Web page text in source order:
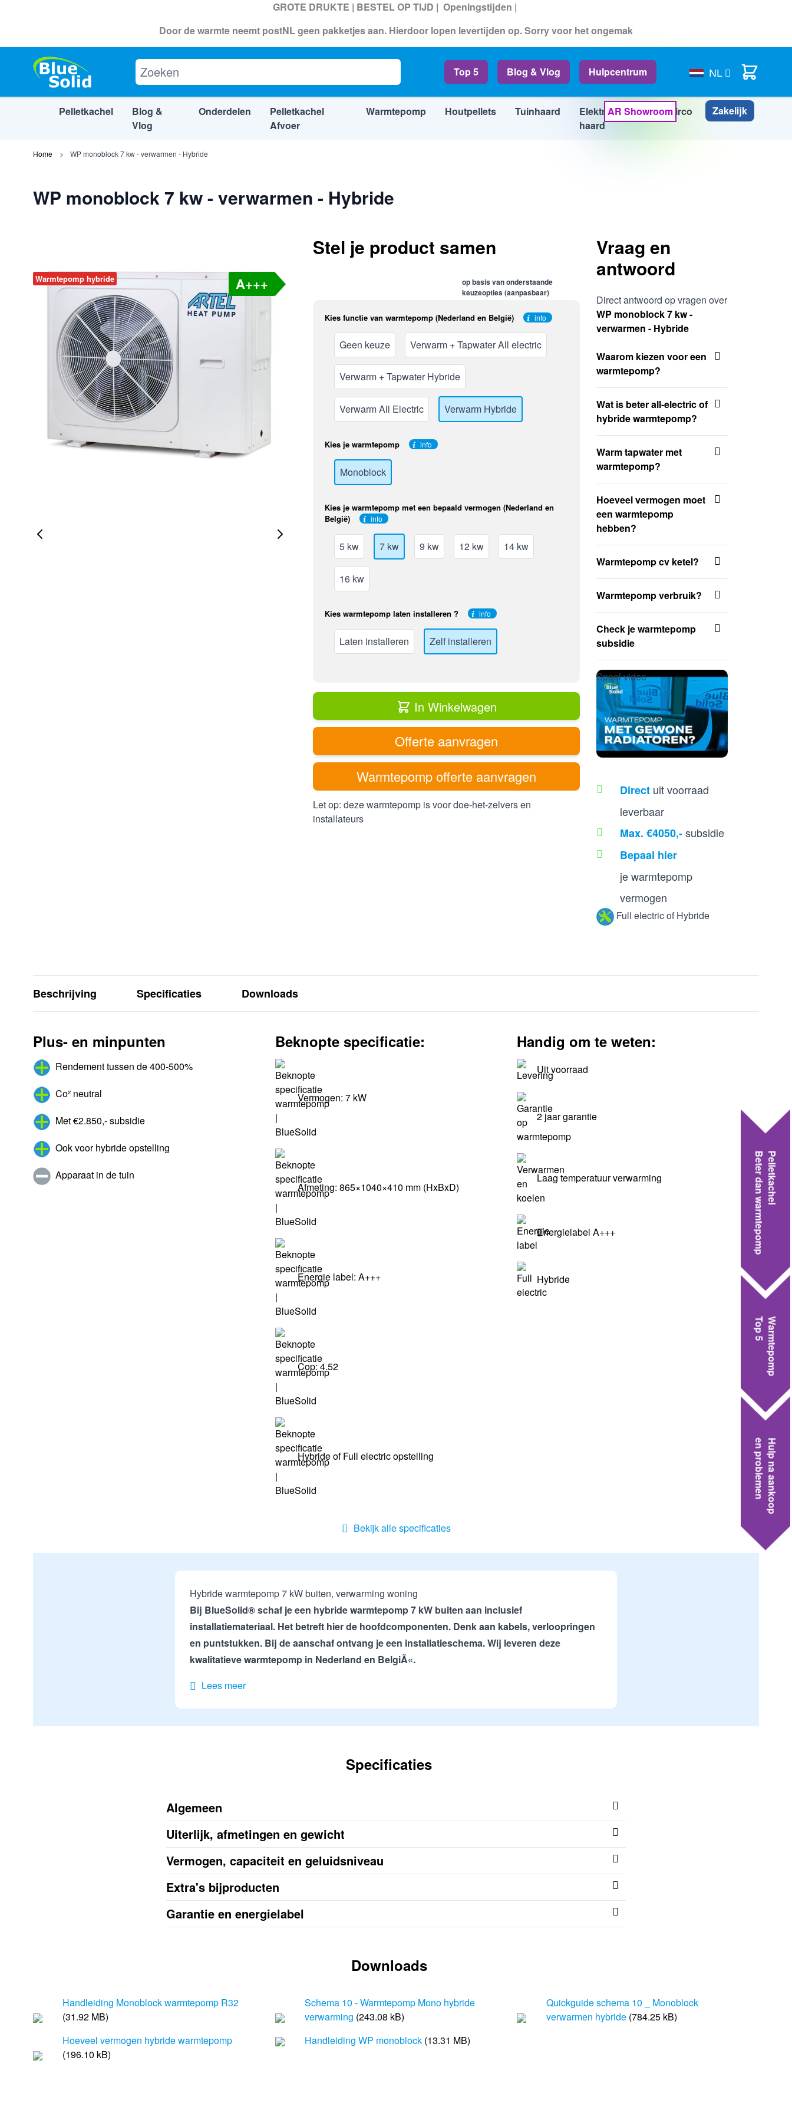
GROTE DRUKTE | BESTEL OP TIJD | Openingstijden |
Door de warmte neemt postNL geen pakketjes aan. Hierdoor lopen levertijden op. Sorry voor het ongemak
Beschrijving Specificaties Top 5 Blog & Vlog Hulpcentrum NL Cart
Pelletkachel
Blog &
Vlog
Onderdelen
Pelletkachel
Afvoer
Warmtepomp Houtpellets Tuinhaard
Elektrische
haard
Airco Info
AR Showroom Zakelijk
Home WP monoblock 7 kw - verwarmen - Hybride
WP monoblock 7 kw - verwarmen - Hybride
Pelletkachel
Beter dan warmtepomp
Warmtepomp
Top 5
Hulp na aankoop
en problemen
A+++
Warmtepomp hybride
Stel je product samen
Kies functie van warmtepomp (Nederland en België) info
Geen keuze Verwarm + Tapwater All electric
Verwarm + Tapwater Hybride
Verwarm All Electric Verwarm Hybride
Kies je warmtepomp info
Monoblock
Kies je warmtepomp met een bepaald vermogen (Nederland en
België)
info
5 kw 7 kw 9 kw 12 kw 14 kw
16 kw
Kies warmtepomp laten installeren ? info
Laten installeren Zelf installeren
In Winkelwagen
Offerte aanvragen
Warmtepomp offerte aanvragen
Let op: deze warmtepomp is voor doe-het-zelvers en
installateurs
Vraag en
antwoord
Direct antwoord op vragen over
WP monoblock 7 kw -
verwarmen - Hybride
Waarom kiezen voor een
warmtepomp?
Wat is beter all-electric of
hybride warmtepomp?
Warm tapwater met
warmtepomp?
Hoeveel vermogen moet
een warmtepomp
hebben?
Warmtepomp cv ketel?
Warmtepomp verbruik?
Check je warmtepomp
subsidie
Speel video
Directuit voorraad
leverbaar
Max. €4050,-subsidie
Bepaal hier
je warmtepomp
vermogen
Full electric of Hybride
Beschrijving Specificaties Downloads
Plus- en minpunten
Rendement tussen de 400-500%
Co² neutral
Met €2.850,- subsidie
Ook voor hybride opstelling
Apparaat in de tuin
Beknopte specificatie:
Vermogen: 7 kW
Afmeting: 865×1040×410 mm (HxBxD)
Energie label: A+++
Cop: 4.52
Hybride of Full electric opstelling
Handig om te weten:
Uit voorraad
2 jaar garantie
Laag temperatuur verwarming
Energielabel A+++
Hybride
Bekijk alle specificaties
Hybride warmtepomp 7 kW buiten, verwarming woning
Bij BlueSolid® schaf je een hybride warmtepomp 7 kW buiten aan inclusief
installatiemateriaal. Het betreft hier de hoofdcomponenten. Denk aan kabels, verloopringen
en puntstukken. Bij de aanschaf ontvang je een installatieschema. Wij leveren deze
kwalitatieve warmtepomp in Nederland en BelgiÃ«.
Lees meer
Specificaties
Algemeen
Uiterlijk, afmetingen en gewicht
Vermogen, capaciteit en geluidsniveau
Extra's bijproducten
Garantie en energielabel
Downloads
Handleiding Monoblock warmtepomp R32
(31.92 MB)
Schema 10 - Warmtepomp Mono hybride
verwarming (243.08 kB)
Quickguide schema 10 _ Monoblock
verwarmen hybride (784.25 kB)
Hoeveel vermogen hybride warmtepomp
(196.10 kB)
Handleiding WP monoblock (13.31 MB)